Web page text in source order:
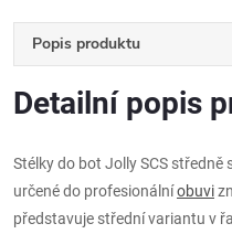
Popis produktu
Detailní popis
Stélky do bot Jolly SCS
určené do profesionálníobuvi
představuje střední variantu v